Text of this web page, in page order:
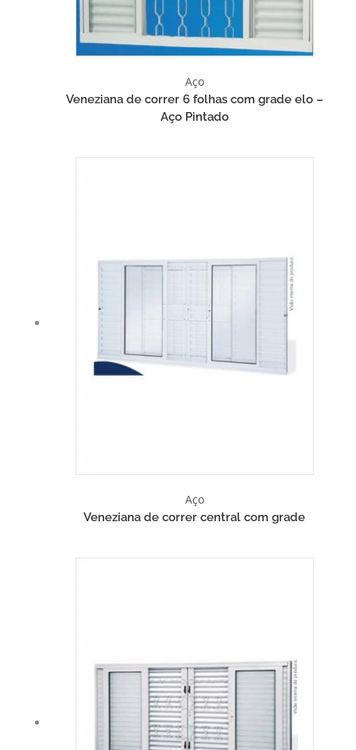
Aço
Veneziana de correr 6 folhas com grade elo –
Aço Pintado
Aço
Veneziana de correr central com grade